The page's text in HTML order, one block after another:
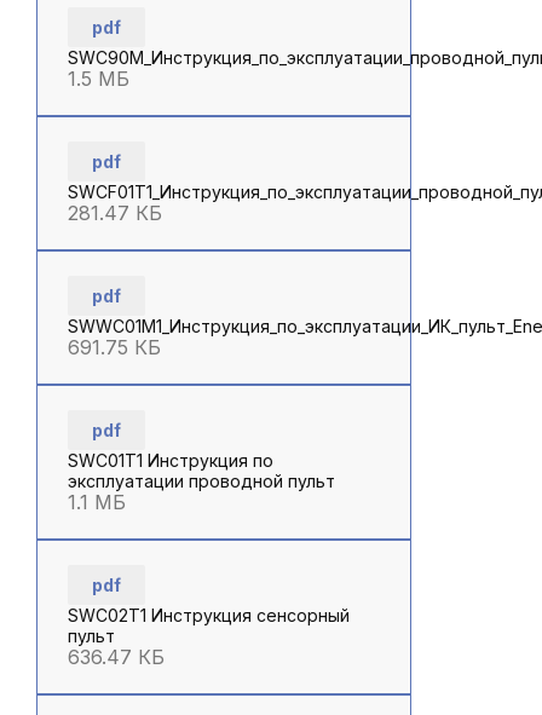
pdf
1.5 МБ
pdf
281.47 КБ
pdf
691.75 КБ
pdf
SWC01T1 Инструкция по
эксплуатации проводной пульт
1.1 МБ
pdf
SWC02T1 Инструкция сенсорный
пульт
636.47 КБ